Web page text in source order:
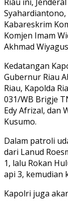
Kabareskrim
Komjen Imam
Akhmad
Kedatangan
Gubernur Riau
Riau, Kapolda
031/WB Brigje
Edy Afrizal, dan
Kusumo.
Dalam patroli
dari Lanud
1, lalu Rokan
api 3, kemudian
Kapolri juga